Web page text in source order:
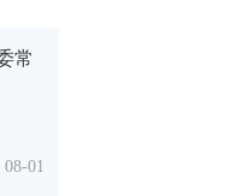
常
08-01